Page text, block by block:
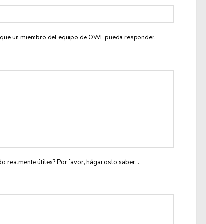
un miembro del equipo de OWL pueda responder.
realmente útiles? Por favor, háganoslo saber...